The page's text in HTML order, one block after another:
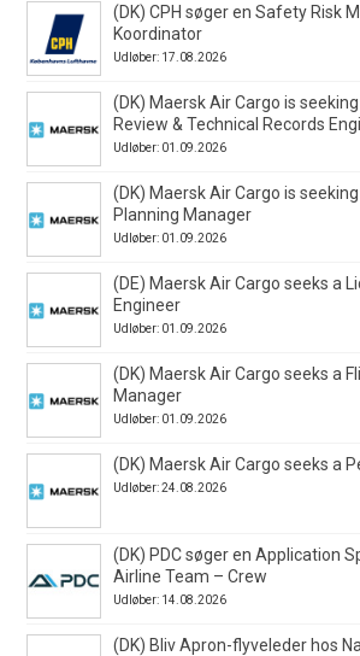
(DK) CPH søger en Safety Risk
Koordinator
Udløber: 17.08.2026
(DK) Maersk Air Cargo is
Review & Technical Records
Udløber: 01.09.2026
(DK) Maersk Air Cargo is
Planning Manager
Udløber: 01.09.2026
(DE) Maersk Air Cargo seeks a
Engineer
Udløber: 01.09.2026
(DK) Maersk Air Cargo seeks a
Manager
Udløber: 01.09.2026
(DK) Maersk Air Cargo seeks a
Udløber: 24.08.2026
(DK) PDC søger en Application
Airline Team – Crew
Udløber: 14.08.2026
(DK) Bliv Apron-flyveleder hos